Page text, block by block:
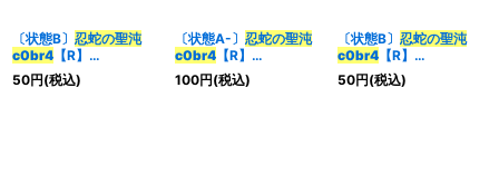
〔状態B〕 忍蛇の聖沌
c0br4 【R】
{26SD1W9/12}《闇》
50円(税込)
〔状態A-〕 忍蛇の聖沌
c0br4【R】
{26SD1C10/14}《闇》
100円(税込)
〔状態B〕 忍蛇の聖沌
c0br4【R】
{26SD1C10/14}《闇》
50円(税込)